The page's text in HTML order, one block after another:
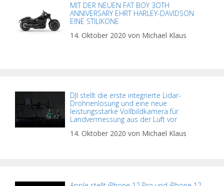
MIT DER NEUEN FAT BOY 3OTH
ANNIVERSARY EHRT HARLEY-DAVIDSON
EINE STILIKONE
14. Oktober 2020 von Michael Klaus
DJI stellt die erste integrierte Lidar-
Drohnenlösung und eine neue
leistungsstarke Vollbildkamera für
Landvermessung aus der Luft vor
14. Oktober 2020 von Michael Klaus